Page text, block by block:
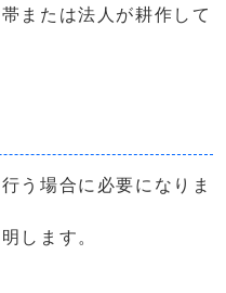
または法人が耕作して
う場合に必要になりま
します。